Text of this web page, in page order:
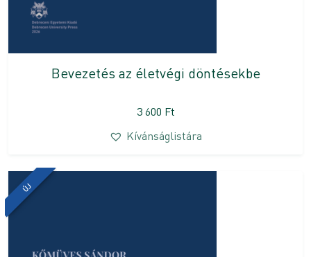
Bevezetés az életvégi döntésekbe
3 600 Ft
Kívánságlistára
ÚJ